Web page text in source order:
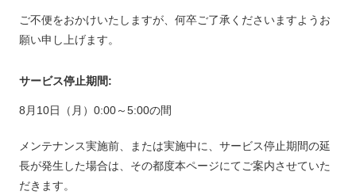
ご不便をおかけいたしますが、何卒ご了承くださいますようお
願い申し上げます。
サービス停止期間:
8月10日（月）0:00～5:00の間
メンテナンス実施前、または実施中に、サービス停止期間の延
長が発生した場合は、その都度本ページにてご案内させていた
だきます。